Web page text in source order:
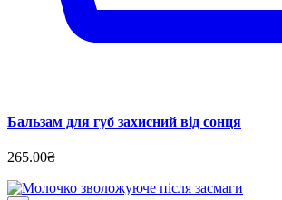
Бальзам для губ захисний від сонця
265.00₴